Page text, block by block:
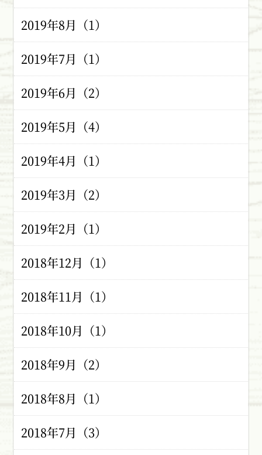
2019年8月（1）
2019年7月（1）
2019年6月（2）
2019年5月（4）
2019年4月（1）
2019年3月（2）
2019年2月（1）
2018年12月（1）
2018年11月（1）
2018年10月（1）
2018年9月（2）
2018年8月（1）
2018年7月（3）